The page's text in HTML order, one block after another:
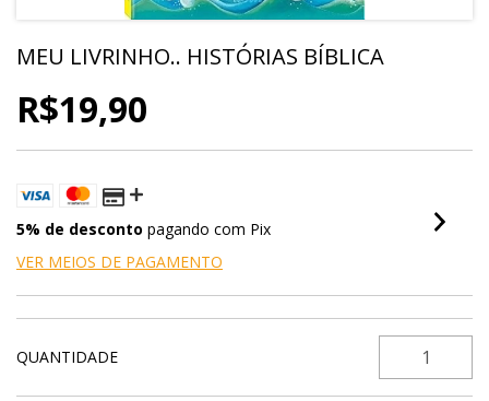
MEU LIVRINHO.. HISTÓRIAS BÍBLICA
R$19,90
5% de desconto pagando com Pix
VER MEIOS DE PAGAMENTO
QUANTIDADE